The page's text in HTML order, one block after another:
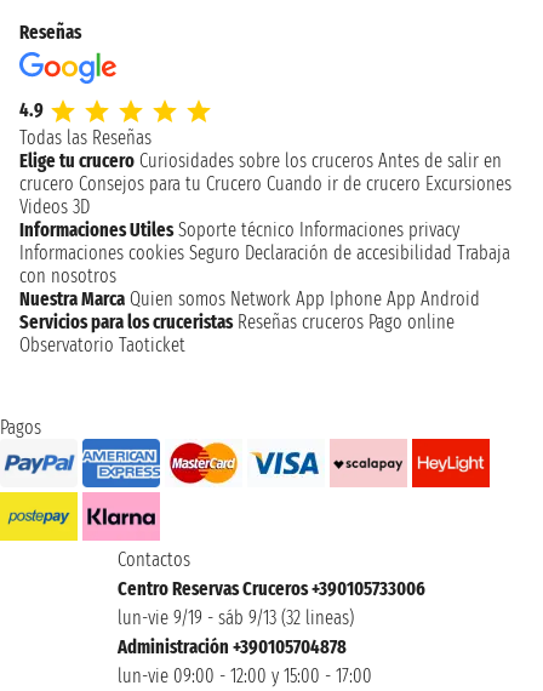
Reseñas
4.9
Todas las Reseñas
Elige tu crucero Curiosidades sobre los cruceros Antes de salir en
crucero Consejos para tu Crucero Cuando ir de crucero Excursiones
Videos 3D
Informaciones Utiles Soporte técnico Informaciones privacy
Informaciones cookies Seguro Declaración de accesibilidad Trabaja
con nosotros
Nuestra Marca Quien somos Network App Iphone App Android
Servicios para los cruceristas Reseñas cruceros Pago online
Observatorio Taoticket
Pagos
Contactos
Centro Reservas Cruceros +390105733006
lun-vie 9/19 - sáb 9/13 (32 lineas)
Administración +390105704878
lun-vie 09:00 - 12:00 y 15:00 - 17:00